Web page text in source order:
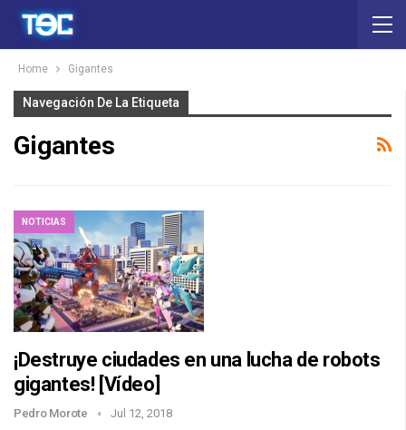
Home Gigantes
Navegación De La Etiqueta
Gigantes
NOTICIAS
¡Destruye ciudades en una lucha de robots
gigantes! [Vídeo]
Pedro Morote Jul 12, 2018